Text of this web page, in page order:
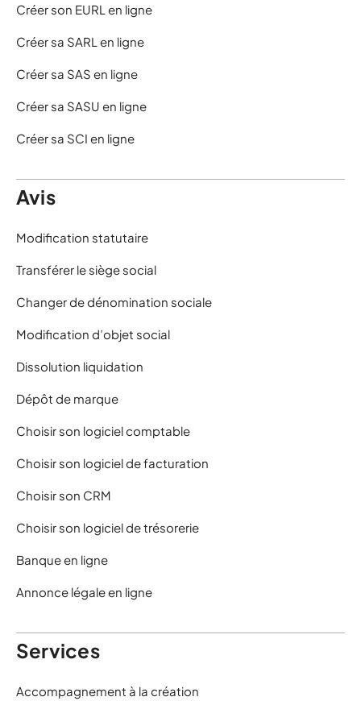
Créer son EURL en ligne
Créer sa SARL en ligne
Créer sa SAS en ligne
Créer sa SASU en ligne
Créer sa SCI en ligne
Avis
Modification statutaire
Transférer le siège social
Changer de dénomination sociale
Modification d’objet social
Dissolution liquidation
Dépôt de marque
Choisir son logiciel comptable
Choisir son logiciel de facturation
Choisir son CRM
Choisir son logiciel de trésorerie
Banque en ligne
Annonce légale en ligne
Services
Accompagnement à la création